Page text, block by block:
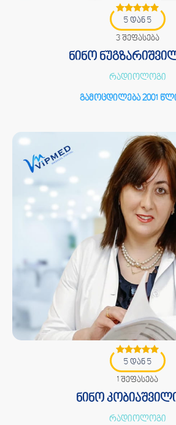
5 დან 5
3 შეფასება
ნინო
რადიოლოგი
გამოცდილება 2001
5 დან 5
1 შეფასება
ნინო
რადიოლოგი